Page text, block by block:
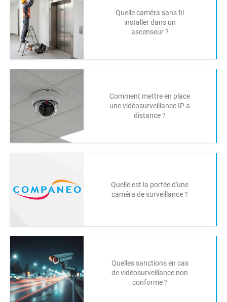
Quelle caméra sans fil
installer dans un
ascenseur ?
Comment mettre en place
une vidéosurveillance IP a
distance ?
Quelle est la portée d'une
caméra de surveillance ?
Quelles sanctions en cas
de vidéosurveillance non
conforme ?